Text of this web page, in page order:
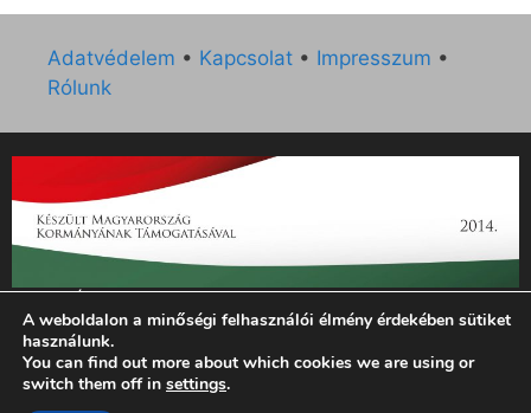
Adatvédelem • Kapcsolat • Impresszum •
Rólunk
„Az Új Ember katolikus hetilap 2014. évi működésének
támogatását az EGYH-KCP-14-P-0121 sz. támogatási
szerződés keretében 3 000 000 Ft összegben támogatta az
Emberi Erőforrások Minisztériuma.”
A weboldalon a minőségi felhasználói élmény érdekében sütiket
használunk.
You can find out more about which cookies we are using or
switch them off in settings.